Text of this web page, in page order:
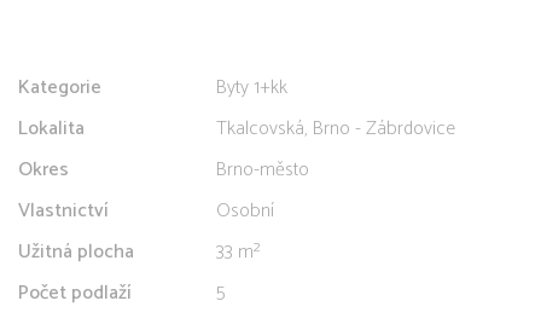
Kategorie
Byty 1+kk
Lokalita
Tkalcovská, Brno - Zábrdovice
Okres
Brno-město
Vlastnictví
Osobní
Užitná plocha
33 m²
Počet podlaží
5